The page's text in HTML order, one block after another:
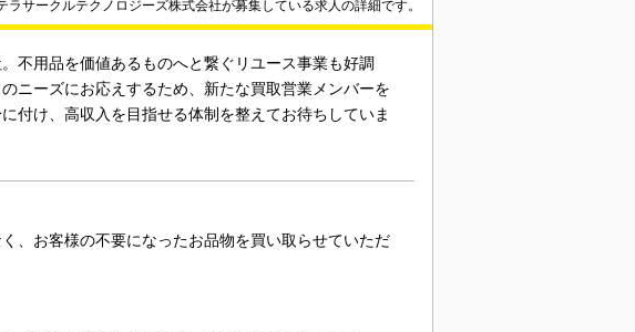
ラサークルテクノロジーズ株式会社が募集している求人の詳細です。
不用品を価値あるものへと繋ぐリユース事業も好調
ニーズにお応えするため、新たな買取営業メンバーを
付け、高収入を目指せる体制を整えてお待ちしていま
、お客様の不要になったお品物を買い取らせていただ